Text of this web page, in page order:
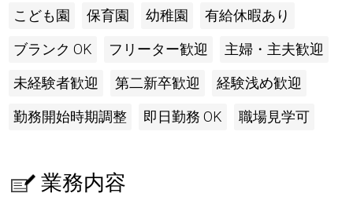
こども園 保育園 幼稚園 有給休暇あり
ブランク OK フリーター歓迎 主婦・主夫歓迎
未経験者歓迎 第二新卒歓迎 経験浅め歓迎
勤務開始時期調整 即日勤務 OK 職場見学可
業務内容